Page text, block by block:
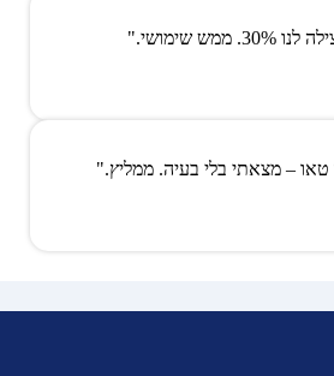
שימושי."
– מצאתי בלי בעיה. ממליץ."